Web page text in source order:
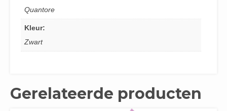
Quantore
Kleur:
Zwart
Gerelateerde producten